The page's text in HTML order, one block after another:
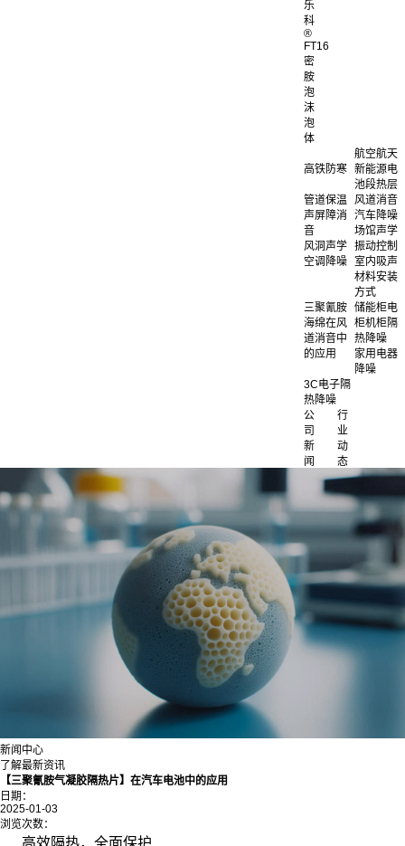
乐
科
®
FT16
密
胺
泡
沫
泡
体
航空航天
高铁防寒 新能源电
池段热层
管道保温
风道消音
声屏障消
音
汽车降噪
场馆声学
风洞声学 振动控制
空调降噪 室内吸声
材料安装
方式
三聚氰胺
海绵在风
道消音中
的应用
储能柜电
柜机柜隔
热降噪
家用电器
降噪
3C电子隔
热降噪
公
司
新
闻
行
业
动
态
新闻中心
了解最新资讯
【三聚氰胺气凝胶隔热片】在汽车电池中的应用
日期：
2025-01-03
浏览次数：
高效隔热，全面保护